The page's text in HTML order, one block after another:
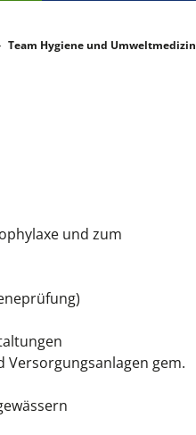
Team Hygiene und Umweltmedizin
und zum
gem.